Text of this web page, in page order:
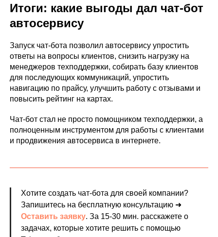
Итоги: какие выгоды дал чат-бот
автосервису
Запуск чат-бота позволил автосервису упростить
ответы на вопросы клиентов, снизить нагрузку на
менеджеров техподдержки, собирать базу клиентов
для последующих коммуникаций, упростить
навигацию по прайсу, улучшить работу с отзывами и
повысить рейтинг на картах.
Чат-бот стал не просто помощником техподдержки, а
полноценным инструментом для работы с клиентами
и продвижения автосервиса в интернете.
Хотите создать чат-бота для своей компании?
Запишитесь на бесплатную консультацию ➜
Оставить заявку. За 15-30 мин. расскажете о
задачах, которые хотите решить с помощью